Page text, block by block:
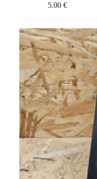
5.00 €